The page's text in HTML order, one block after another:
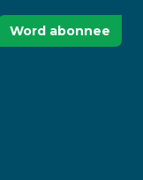
Word abonnee